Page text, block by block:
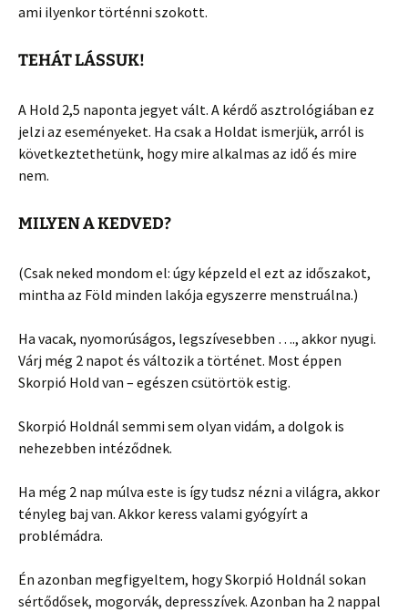
ami ilyenkor történni szokott.
TEHÁT LÁSSUK!
A Hold 2,5 naponta jegyet vált. A kérdő asztrológiában ez
jelzi az eseményeket. Ha csak a Holdat ismerjük, arról is
következtethetünk, hogy mire alkalmas az idő és mire
nem.
MILYEN A KEDVED?
(Csak neked mondom el: úgy képzeld el ezt az időszakot,
mintha az Föld minden lakója egyszerre menstruálna.)
Ha vacak, nyomorúságos, legszívesebben …., akkor nyugi.
Várj még 2 napot és változik a történet. Most éppen
Skorpió Hold van – egészen csütörtök estig.
Skorpió Holdnál semmi sem olyan vidám, a dolgok is
nehezebben intéződnek.
Ha még 2 nap múlva este is így tudsz nézni a világra, akkor
tényleg baj van. Akkor keress valami gyógyírt a
problémádra.
Én azonban megfigyeltem, hogy Skorpió Holdnál sokan
sértődősek, mogorvák, depresszívek. Azonban ha 2 nappal